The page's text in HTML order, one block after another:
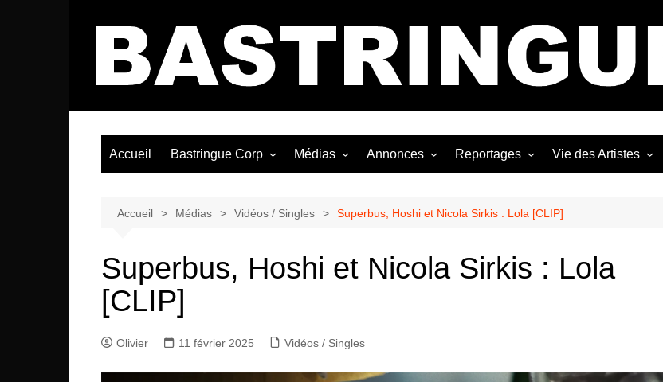
Bastringue
Accueil Bastringue Corp Médias
Albums / EP
Annonces
Les Concerts
Reportages
Photographies
Vie des Artistes
Nécro
Accueil Médias Vidéos / Singles Superbus, Hoshi et Nicola Sirkis : Lola [CLIP]
Superbus, Hoshi et Nicola Sirkis : Lola
[CLIP]
Olivier 11 février 2025 Vidéos / Singles